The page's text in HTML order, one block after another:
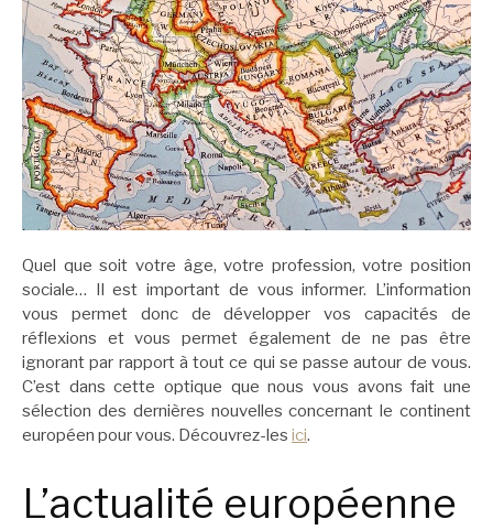
Quel que soit votre âge, votre profession, votre position
sociale… Il est important de vous informer. L’information
vous permet donc de développer vos capacités de
réflexions et vous permet également de ne pas être
ignorant par rapport à tout ce qui se passe autour de vous.
C’est dans cette optique que nous vous avons fait une
sélection des dernières nouvelles concernant le continent
européen pour vous. Découvrez-les ici.
L’actualité européenne